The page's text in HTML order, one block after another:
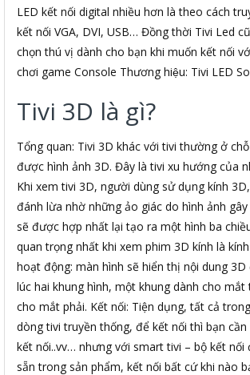
LED kết nối digital nhiều hơn là theo cách
kết nối VGA, DVI, USB… Đồng thời Tivi Led
chọn thú vị dành cho bạn khi muốn kết nối
chơi game Console Thương hiệu: Tivi LED
Tivi 3D là gì?
Tổng quan: Tivi 3D khác với tivi thường ở
được hình ảnh 3D. Đây là tivi xu hướng của
Khi xem tivi 3D, người dùng sử dụng kính
đánh lừa nhờ những ảo giác do hình ảnh
sẽ được hợp nhất lại tạo ra một hình ba
quan trọng nhất khi xem phim 3D kính là
hoạt động: màn hình sẽ hiển thị nội dung
lúc hai khung hình, một khung dành cho mắt
cho mắt phải. Kết nối: Tiện dụng, tất cả
dòng tivi truyền thống, để kết nối thì bạn
kết nối..vv… nhưng với smart tivi – bộ kết
sẵn trong sản phẩm, kết nối bất cứ khi nào